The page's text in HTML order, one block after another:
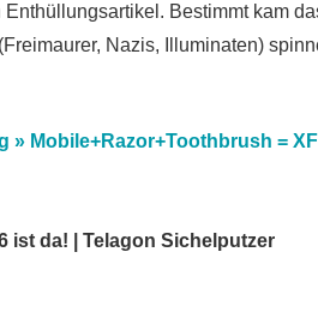
Bestimmt kam
Nazis, Illuminaten)
» Mobile+Razor+Toothbrush =
ist da! | Telagon Sichelputzer